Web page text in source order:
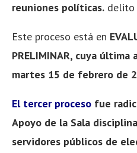
reuniones políticas. delito
Este proceso está en
PRELIMINAR, cuya
martes 15 de febrero de
El tercer proceso fue
Apoyo de la Sala
servidores públicos de